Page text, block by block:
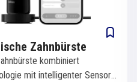
Zahnbürste
kombiniert
mit intelligenter Sensorik